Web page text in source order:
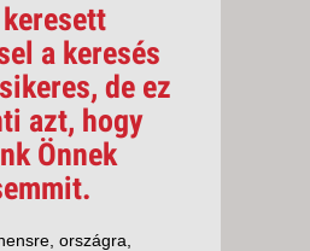
a keresés
de ez
azt, hogy
Önnek
országra,